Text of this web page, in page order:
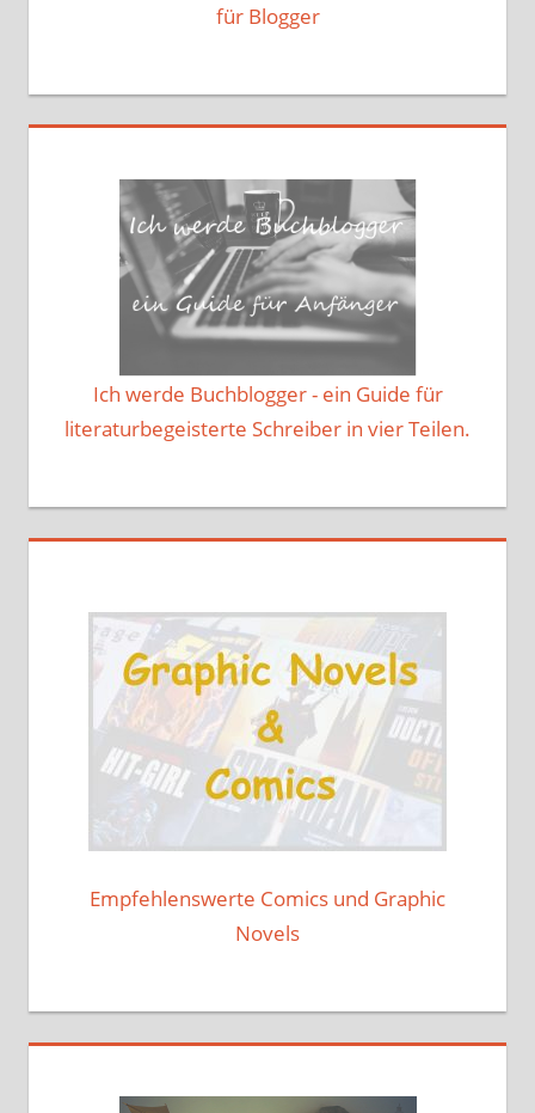
für Blogger
Ich werde Buchblogger - ein Guide für
literaturbegeisterte Schreiber in vier Teilen.
Empfehlenswerte Comics und Graphic
Novels